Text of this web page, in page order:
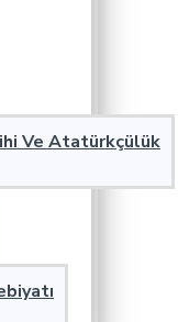
Ve Atatürkçülük